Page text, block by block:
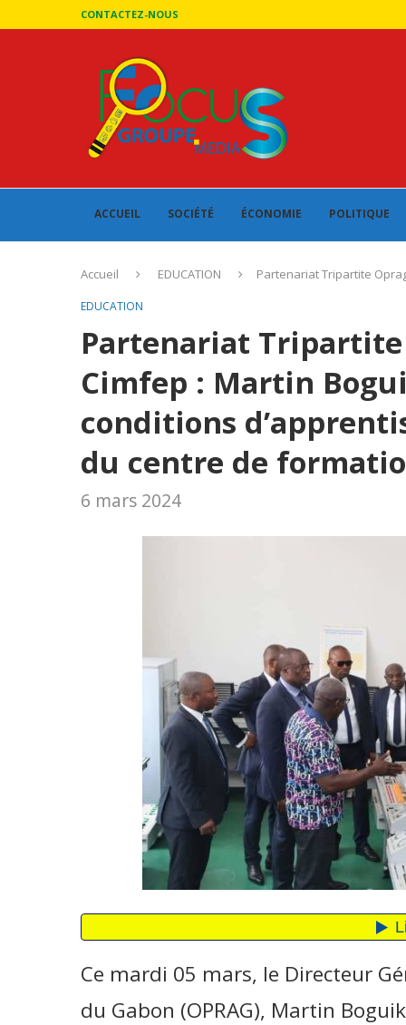
CONTACTEZ-NOUS
ACCUEIL SOCIÉTÉ ÉCONOMIE POLITIQUE
Accueil EDUCATION Partenariat Tripartite
EDUCATION
Partenariat Tripartite
Cimfep : Martin
conditions
du centre de
6 mars 2024
Ce mardi 05 mars, le Directeur
du Gabon (OPRAG), Martin